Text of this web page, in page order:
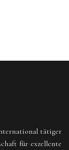
tätiger
für exzellente